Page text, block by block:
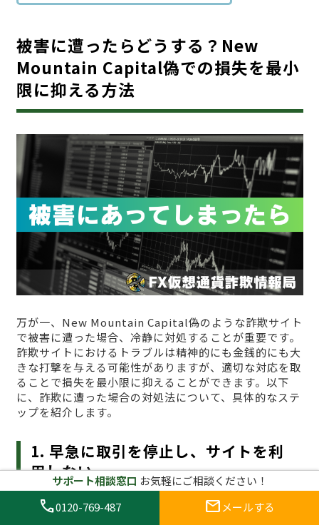
被害に遭ったらどうする？New
Mountain Capital偽での損失を最小
限に抑える方法
万が一、New Mountain Capital偽のような詐欺サイト
で被害に遭った場合、冷静に対処することが重要です。
詐欺サイトにおけるトラブルは精神的にも金銭的にも大
きな打撃を与える可能性がありますが、適切な対応を取
ることで損失を最小限に抑えることができます。以下
に、詐欺に遭った場合の対処法について、具体的なステ
ップを紹介します。
1. 早急に取引を停止し、サイトを利
用しない
まず最初にすべきことは、
すぐに取引を停止し、New
サポート相談窓口 お気軽にご相談ください！
call0120-769-487 mail メールする